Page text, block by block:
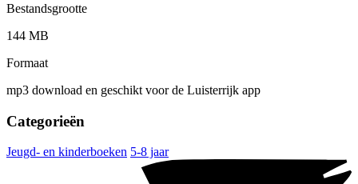
Bestandsgrootte
144 MB
Formaat
mp3 download en geschikt voor de Luisterrijk app
Categorieën
Jeugd- en kinderboeken 5-8 jaar